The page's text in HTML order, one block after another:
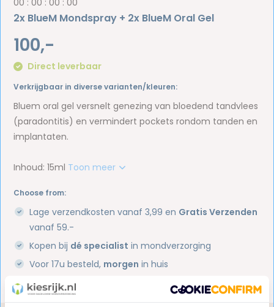
00 :00 :00 :00
2x BlueM Mondspray + 2x BlueM Oral Gel
100,-
Direct leverbaar
Verkrijgbaar in diverse varianten/kleuren:
Bluem oral gel versnelt genezing van bloedend tandvlees
(paradontitis) en vermindert pockets rondom tanden en
implantaten.
Inhoud: 15ml Toon meer
Choose from:
Lage verzendkosten vanaf 3,99 en Gratis Verzenden
vanaf 59.-
Kopen bij dé specialist in mondverzorging
Voor 17u besteld, morgen in huis
1 miljoen+tevreden klanten